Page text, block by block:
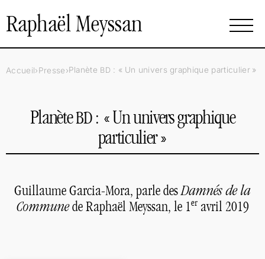
Raphaël Meyssan
Accueil Presse Planète BD : « Un univers graphique particulier »
PlanèteBD: « Un univers graphique
particulier »
Guillaume Garcia-Mora, parle desDamnés de la
Communede Raphaël Meyssan, le 1er avril 2019